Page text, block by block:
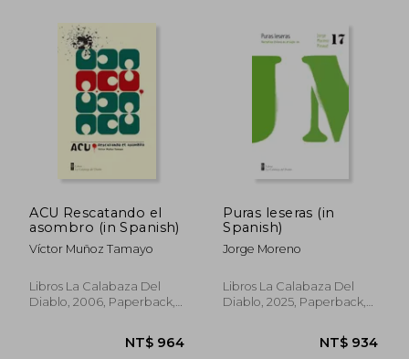
NT$
ACU Rescatando el
asombro (in Spanish)
Víctor Muñoz Tamayo
Libros La Calabaza Del
Diablo, 2006, Paperback,
Puras leseras (in
Spanish)
Jorge Moreno
Libros La Calabaza Del
Diablo, 2025, Paperback,